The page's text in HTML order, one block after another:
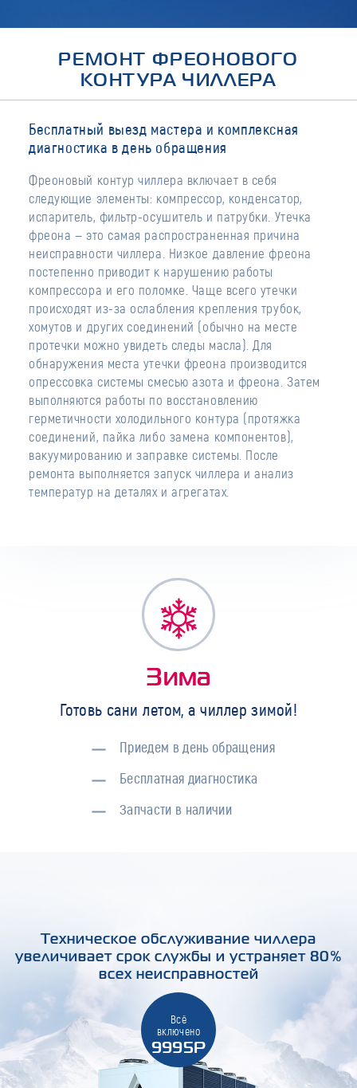
РЕМОНТ ФРЕОНОВОГО
КОНТУРА ЧИЛЛЕРА
Бесплатный выезд мастера и комплексная
диагностика в день обращения
Фреоновый контур чиллера включает в себя
следующие элементы: компрессор, конденсатор,
испаритель, фильтр-осушитель и патрубки. Утечка
фреона — это самая распространенная причина
неисправности чиллера. Низкое давление фреона
постепенно приводит к нарушению работы
компрессора и его поломке. Чаще всего утечки
происходят из-за ослабления крепления трубок,
хомутов и других соединений (обычно на месте
протечки можно увидеть следы масла). Для
обнаружения места утечки фреона производится
опрессовка системы смесью азота и фреона. Затем
выполняются работы по восстановлению
герметичности холодильного контура (протяжка
соединений, пайка либо замена компонентов),
вакуумированию и заправке системы. После
ремонта выполняется запуск чиллера и анализ
температур на деталях и агрегатах.
Зима
Готовь сани летом, а чиллер зимой!
Приедем в день обращения
Бесплатная диагностика
Запчасти в наличии
Техническое обслуживание чиллера
увеличивает срок службы и устраняет 80%
всех неисправностей
Всё
включено
9995Р